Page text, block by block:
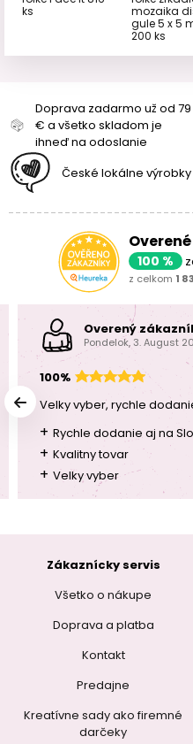
ks
mozaika
gule 5 x 5
200 ks
Doprava zadarmo už od 79
€ a všetko skladom je
ihneď na odoslanie
České lokálne výrobky
100 %
z celkom 1
Overený
Pondelok, 3. August
100%
Velky vyber, rychle
+ Rychle dodanie aj na
+ Kvalitny tovar
+ Velky vyber
Zákaznícky servis
Všetko o nákupe
Doprava a platba
Kontakt
Predajne
Kreatívne sady ako firemné
darčeky